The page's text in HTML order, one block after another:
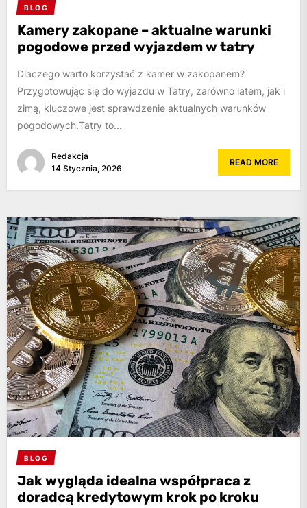
BLOG
Kamery zakopane – aktualne warunki
pogodowe przed wyjazdem w tatry
Dlaczego warto korzystać z kamer w zakopanem?
Przygotowując się do wyjazdu w Tatry, zarówno latem, jak i
zimą, kluczowe jest sprawdzenie aktualnych warunków
pogodowych.Tatry to...
Redakcja
14 Stycznia, 2026
READ MORE
BLOG
Jak wygląda idealna współpraca z
doradcą kredytowym krok po kroku